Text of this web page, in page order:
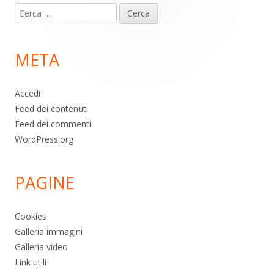
piè
pagina
Ricerca
per:
META
Accedi
Feed dei contenuti
Feed dei commenti
WordPress.org
PAGINE
Cookies
Galleria immagini
Galleria video
Link utili